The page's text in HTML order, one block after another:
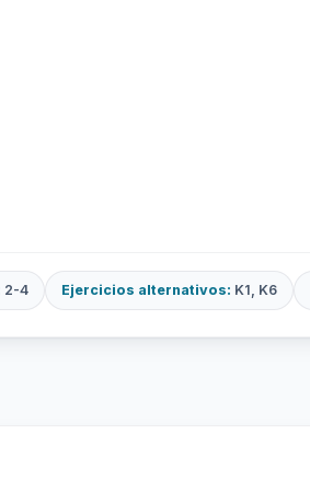
2-4 Ejercicios alternativos: K1, K6